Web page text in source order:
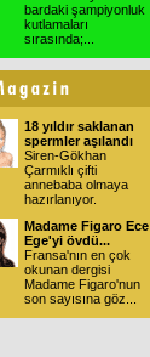
bardaki şampiyonluk
kutlamaları
sırasında;
18 yıldır saklanan
spermler aşılandı
Siren-Gökhan
Çarmıklı çifti
annebaba olmaya
hazırlanıyor.
Madame Figaro Ece
Ege'yi övdü...
Fransa'nın en çok
okunan dergisi
Madame Figaro'nun
son sayısına göz